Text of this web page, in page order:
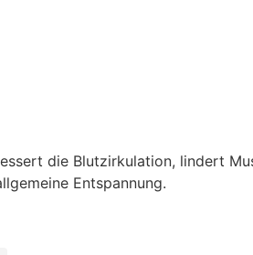
die Blutzirkulation, lindert
Entspannung.